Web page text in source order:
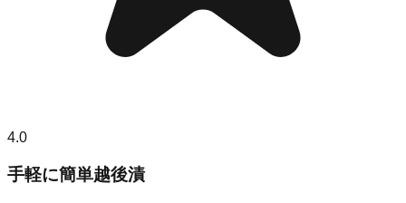
4.0
手軽に簡単越後漬